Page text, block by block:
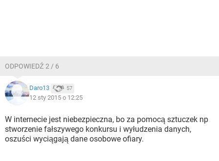
ODPOWIEDŹ 2 / 6
Daro13 57
12 sty 2015 o 12:25
W internecie jest niebezpieczna, bo za pomocą sztuczek np
stworzenie fałszywego konkursu i wyłudzenia danych,
oszuści wyciągają dane osobowe ofiary.